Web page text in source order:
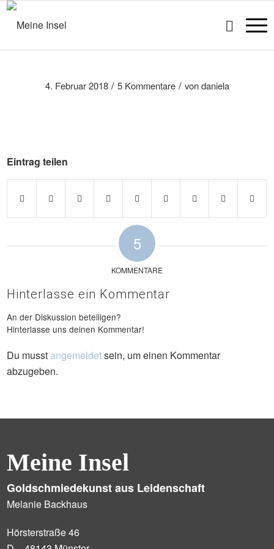
4. Februar 2018 / 5 Kommentare / vondaniela
Eintrag teilen
5
KOMMENTARE
Hinterlasse ein Kommentar
An der Diskussion beteiligen?
Hinterlasse uns deinen Kommentar!
Du musst angemeldetsein, um einen Kommentar
abzugeben.
Meine Insel
Goldschmiedekunst aus Leidenschaft
Melanie Backhaus
Hörsterstraße 46